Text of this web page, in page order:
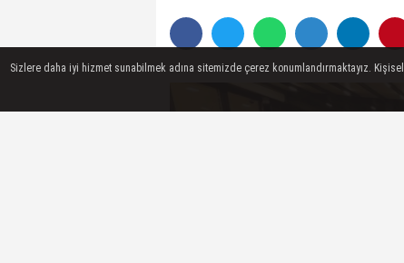
Sizlere daha iyi hizmet sunabilmek adına sitemizde çerez konumlandırmaktayız.